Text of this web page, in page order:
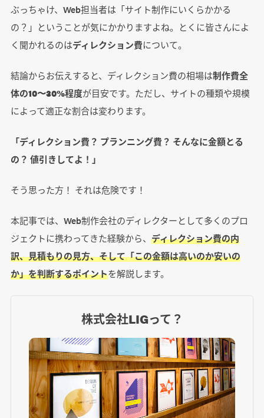
ぶっちゃけ、Web担当者は「サイト制作にいくらかかる
の？」ということが気にかかりますよね。とくに皆さんによ
く聞かれるのはディレクション費について。
結論からお伝えすると、ディレクション費の相場は制作費全
体の10〜30%程度が目安です。ただし、サイトの種類や規模
によって適正な割合は変わります。
「ディレクション費？ プランニング費？ そんなに金額とる
の？ 値引きしてよ！」
そう思った方！ それは危険です！
本記事では、Web制作会社のディレクターとして多くのプロ
ジェクトに携わってきた経験から、 ディレクション費の内
訳、見積もりの見方、そして「この金額は高いのか安いの
か」を判断するポイントを解説します。
株式会社LIGって？